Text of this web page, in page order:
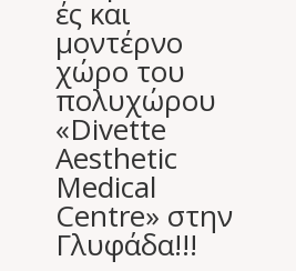
ές και
μοντέρνο
χώρο του
πολυχώρου
«Divette
Aesthetic
Medical
Centre» στην
Γλυφάδα!!!